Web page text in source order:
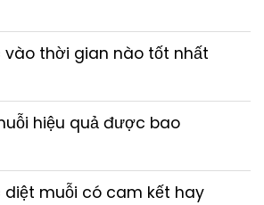
vào thời gian nào tốt nhất
hiệu quả được bao
diệt muỗi có cam kết hay